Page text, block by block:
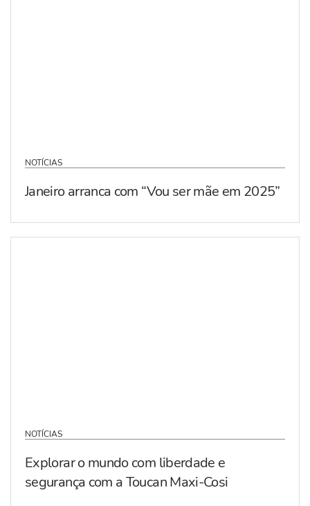
NOTÍCIAS
Janeiro arranca com “Vou ser mãe em 2025”
NOTÍCIAS
Explorar o mundo com liberdade e
segurança com a Toucan Maxi-Cosi